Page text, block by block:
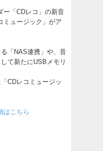
ー「CDレコ」の新音
ミュージック」がア
「NAS連携」や、音
て新たにUSBメモリ
CDレコミュージッ
はこちら